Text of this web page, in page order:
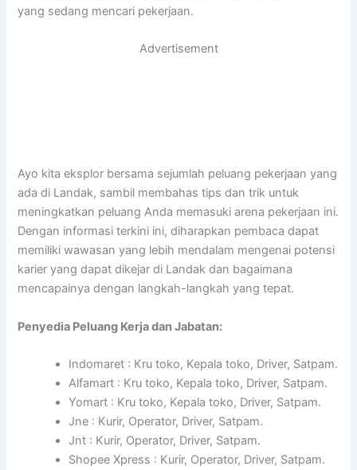
yang sedang mencari pekerjaan.
Advertisement
Ayo kita eksplor bersama sejumlah peluang pekerjaan yang
ada di Landak, sambil membahas tips dan trik untuk
meningkatkan peluang Anda memasuki arena pekerjaan ini.
Dengan informasi terkini ini, diharapkan pembaca dapat
memiliki wawasan yang lebih mendalam mengenai potensi
karier yang dapat dikejar di Landak dan bagaimana
mencapainya dengan langkah-langkah yang tepat.
Penyedia Peluang Kerja dan Jabatan:
Indomaret : Kru toko, Kepala toko, Driver, Satpam.
Alfamart : Kru toko, Kepala toko, Driver, Satpam.
Yomart : Kru toko, Kepala toko, Driver, Satpam.
Jne : Kurir, Operator, Driver, Satpam.
Jnt : Kurir, Operator, Driver, Satpam.
Shopee Xpress : Kurir, Operator, Driver, Satpam.